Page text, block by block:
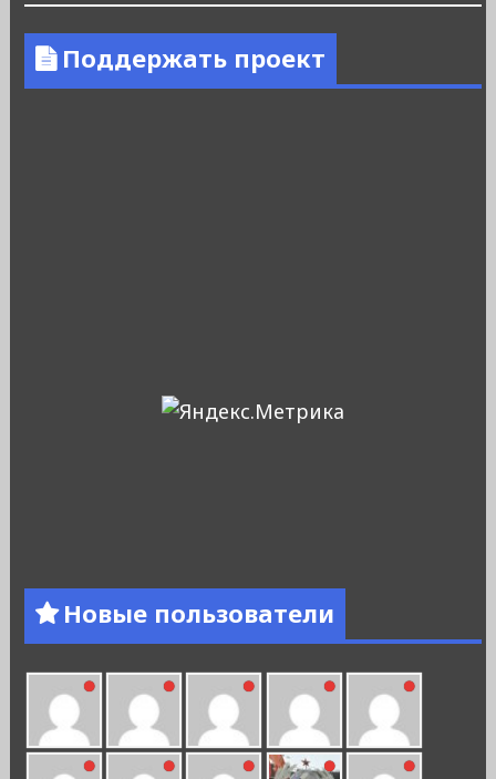
Поддержать проект
Новые пользователи